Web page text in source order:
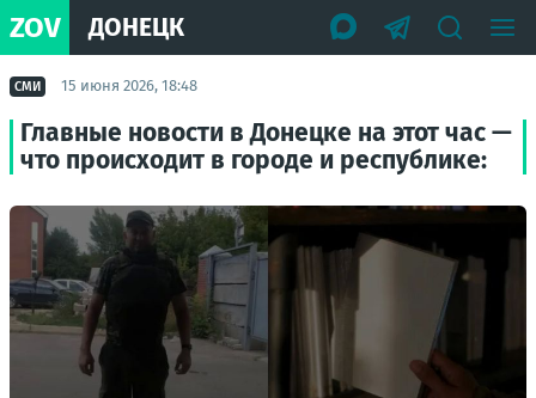
ZOV ДОНЕЦК
СМИ 15 июня 2026, 18:48
Главные новости в Донецке на этот час —
что происходит в городе и республике: